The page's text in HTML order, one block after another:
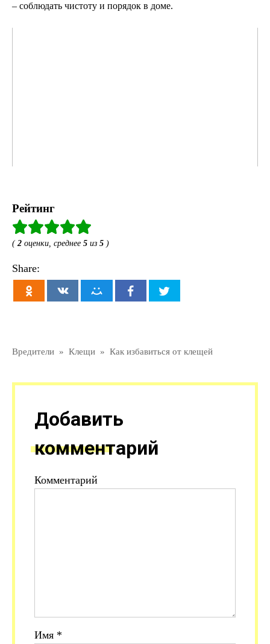
– соблюдать чистоту и порядок в доме.
Рейтинг
(2 оценки, среднее 5 из 5 )
Share:
Вредители » Клещи » Как избавиться от клещей
Добавить
комментарий
Комментарий
Имя *